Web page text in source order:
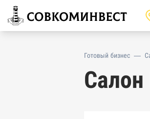
Готовый бизнес —